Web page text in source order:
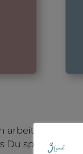
arbeiten wir
Du später